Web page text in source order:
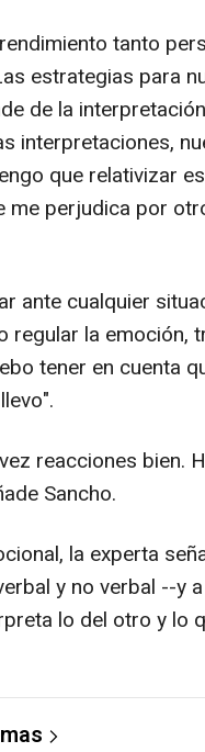
tanto
estrategias para
de la
interpretaciones,
que relativizar
perjudica por
ante cualquier
la emoción,
tener en cuenta
reacciones bien.
Sancho.
la experta
y no verbal --y
lo del otro y lo